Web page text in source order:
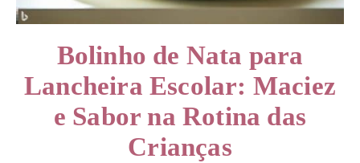
Bolinho de Nata para
Lancheira Escolar: Maciez
e Sabor na Rotina das
Crianças